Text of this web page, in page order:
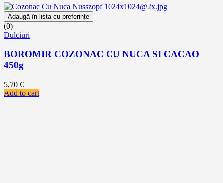
Adaugă în lista cu preferințe
(0)
Dulciuri
BOROMIR COZONAC CU NUCA SI CACAO
450g
5,70 €
Add to cart